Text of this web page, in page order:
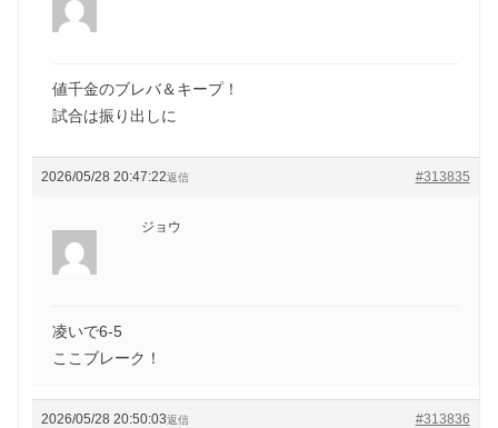
値千金のブレバ＆キープ！
試合は振り出しに
2026/05/28 20:47:22 #313835
返信
ジョウ
凌いで6-5
ここブレーク！
2026/05/28 20:50:03 #313836
返信